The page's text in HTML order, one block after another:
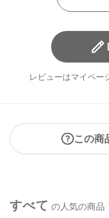
レビューはマイペー
この商
すべて の人気の商品